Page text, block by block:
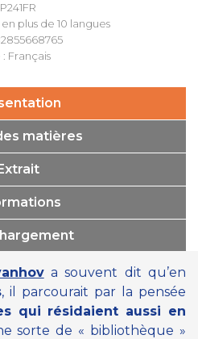
plus de 10 langues
Français
matières
a souvent dit qu’en
, il parcourait par la pensée
qui résidaient aussi en
sorte de « bibliothèque »